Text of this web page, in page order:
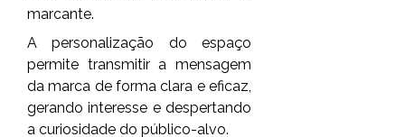
marcante.
A personalização do espaço
permite transmitir a mensagem
da marca de forma clara e eficaz,
gerando interesse e despertando
a curiosidade do público-alvo.